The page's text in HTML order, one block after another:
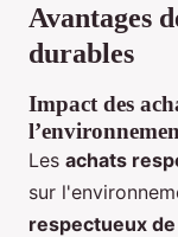
Avantages
durables
Impact des
Les achats
sur
respectueux